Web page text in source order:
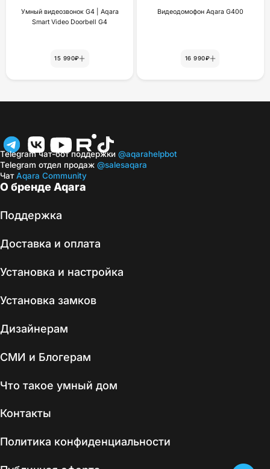
Умный видеозвонок G4 | Aqara
Smart Video Doorbell G4
15 990₽
Видеодомофон Aqara G400
16 990₽
О бренде Aqara
Поддержка
Доставка и оплата
Установка и настройка
Установка замков
Дизайнерам
СМИ и Блогерам
Что такое умный дом
Контакты
Политика конфиденциальности
Telegram чат-бот поддержки @aqarahelpbot
Telegram отдел продаж @salesaqara
ЧатAqara Community